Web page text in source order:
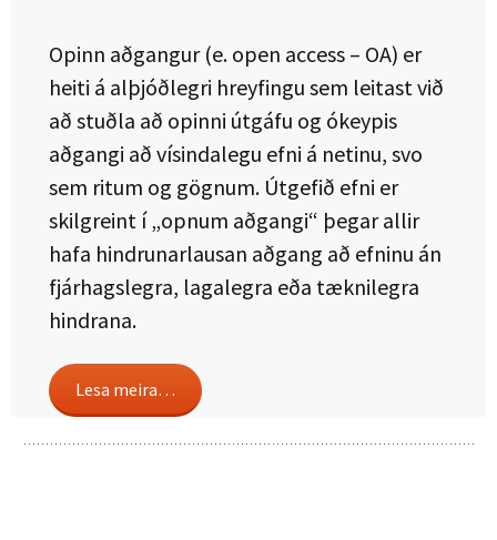
Opinn aðgangur (e. open access – OA) er
heiti á alþjóðlegri hreyfingu sem leitast við
að stuðla að opinni útgáfu og ókeypis
aðgangi að vísindalegu efni á netinu, svo
sem ritum og gögnum. Útgefið efni er
skilgreint í „opnum aðgangi“ þegar allir
hafa hindrunarlausan aðgang að efninu án
fjárhagslegra, lagalegra eða tæknilegra
hindrana.
Lesa meira…